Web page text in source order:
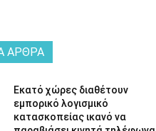
ΆΡΘΡΑ
Εκατό χώρες διαθέτουν
εμπορικό λογισμικό
κατασκοπείας ικανό να